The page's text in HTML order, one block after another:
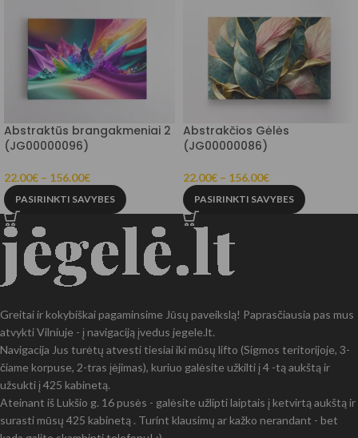
Abstraktūs brangakmeniai 2
(JG00000096)
22.00€ – 156.00€
PASIRINKTI SAVYBES
Abstrakčios Gėlės
(JG00000086)
22.00€ – 156.00€
PASIRINKTI SAVYBES
Greitai ir kokybiškai pagaminsime Jūsų paveikslą! Paprasčiausia pas mus
atvykti Vilniuje - į navigaciją įvedus jegele.lt.
Navigacija Jus turėtų atvesti tiesiai iki mūsų lifto (Sigmos teritorijoje, 3-
čiame korpuse, 2-tras įėjimas), kuriuo galėsite užkilti į 4 -tą aukštą ir
užsukti į 425 kabinetą.
Ateinant iš Lukšio g. 16 pusės - galėsite užlipti laiptais į ketvirtą aukštą ir
surasti mūsų 425 kabinetą . Turint klausimų ar kažko nerandant - bet